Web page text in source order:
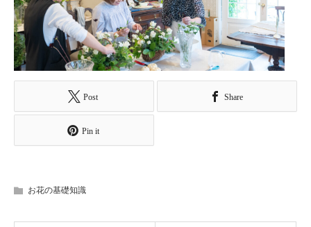
Post Share
Pin it
お花の基礎知識